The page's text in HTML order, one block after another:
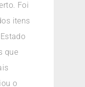
Foi
itens
que
o